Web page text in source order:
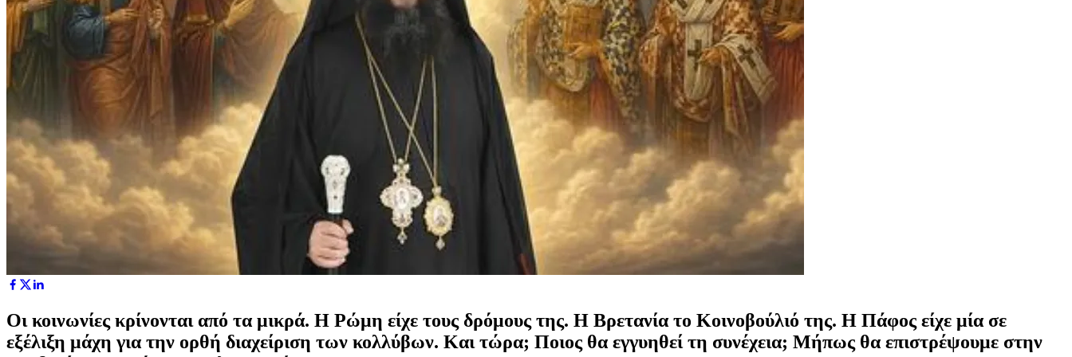
Οι κοινωνίες κρίνονται από τα μικρά. Η Ρώμη είχε τους δρόμους της. Η Βρετανία το Κοινοβούλιό της. Η Πάφος είχε μία σε
εξέλιξη μάχη για την ορθή διαχείριση των κολλύβων. Και τώρα; Ποιος θα εγγυηθεί τη συνέχεια; Μήπως θα επιστρέψουμε στην